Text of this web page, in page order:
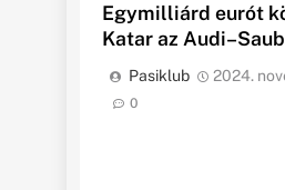
Egymilliárd eurót
Katar az
Pasiklub 2024.
0